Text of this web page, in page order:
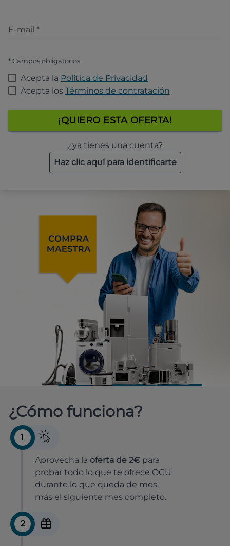
E-mail *
* Campos obligatorios
Acepta la Política de Privacidad
Acepta los Términos de contratación
¡QUIERO ESTA OFERTA!
¿ya tienes una cuenta?
Haz clic aquí para identificarte
¿Cómo funciona?
1
Aprovecha la oferta de 2€ para
probar todo lo que te ofrece OCU
durante lo que queda de mes,
más el siguiente mes completo.
2